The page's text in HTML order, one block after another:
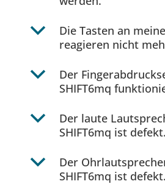
b
Die Tasten an
reagieren nicht
b
Der
SHIFT6mq
b
Der laute
SHIFT6mq ist defekt.
b
Der
SHIFT6mq ist defekt.